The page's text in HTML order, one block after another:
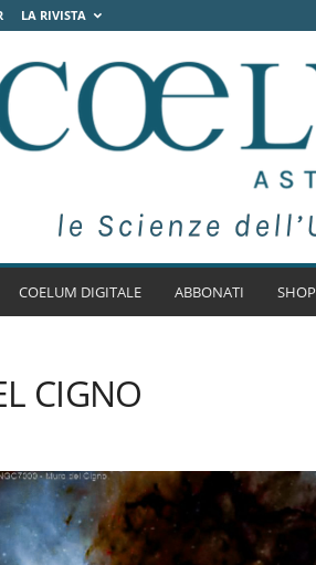
LA RIVISTA
COELUM DIGITALE ABBONATI SHOP
CIGNO